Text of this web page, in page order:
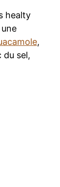
healty
,
du sel,